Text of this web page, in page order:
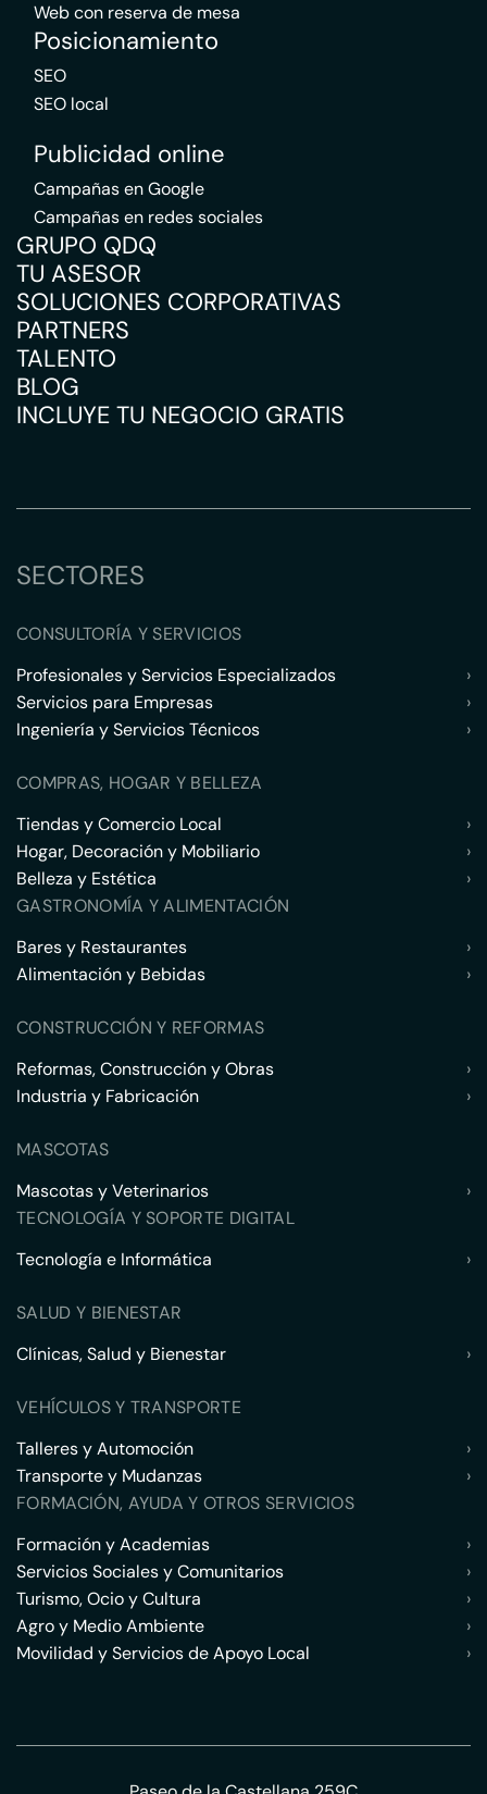
Web con reserva de mesa
Posicionamiento
SEO
SEO local
Publicidad online
Campañas en Google
Campañas en redes sociales
GRUPO QDQ
TU ASESOR
SOLUCIONES CORPORATIVAS
PARTNERS
TALENTO
BLOG
INCLUYE TU NEGOCIO GRATIS
SECTORES
CONSULTORÍA Y SERVICIOS
Profesionales y Servicios Especializados
›
Servicios para Empresas
›
Ingeniería y Servicios Técnicos
›
COMPRAS, HOGAR Y BELLEZA
Tiendas y Comercio Local
›
Hogar, Decoración y Mobiliario
›
Belleza y Estética
›
GASTRONOMÍA Y ALIMENTACIÓN
Bares y Restaurantes
›
Alimentación y Bebidas
›
CONSTRUCCIÓN Y REFORMAS
Reformas, Construcción y Obras
›
Industria y Fabricación
›
MASCOTAS
Mascotas y Veterinarios
›
TECNOLOGÍA Y SOPORTE DIGITAL
Tecnología e Informática
›
SALUD Y BIENESTAR
Clínicas, Salud y Bienestar
›
VEHÍCULOS Y TRANSPORTE
Talleres y Automoción
›
Transporte y Mudanzas
›
FORMACIÓN, AYUDA Y OTROS SERVICIOS
Formación y Academias
›
Servicios Sociales y Comunitarios
›
Turismo, Ocio y Cultura
›
Agro y Medio Ambiente
›
Movilidad y Servicios de Apoyo Local
›